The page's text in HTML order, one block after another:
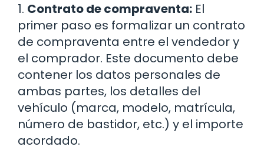
1. Contrato de compraventa: El
primer paso es formalizar un contrato
de compraventa entre el vendedor y
el comprador. Este documento debe
contener los datos personales de
ambas partes, los detalles del
vehículo (marca, modelo, matrícula,
número de bastidor, etc.) y el importe
acordado.